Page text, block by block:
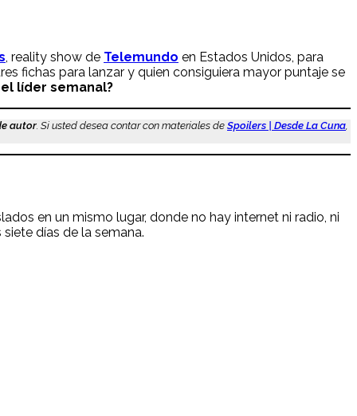
, reality show de Telemundo en Estados Unidos, para
fichas para lanzar y quien consiguiera mayor puntaje se
líder semanal?
autor . Si usted desea contar con materiales de Spoilers | Desde La Cuna
en un mismo lugar, donde no hay internet ni radio, ni
días de la semana.